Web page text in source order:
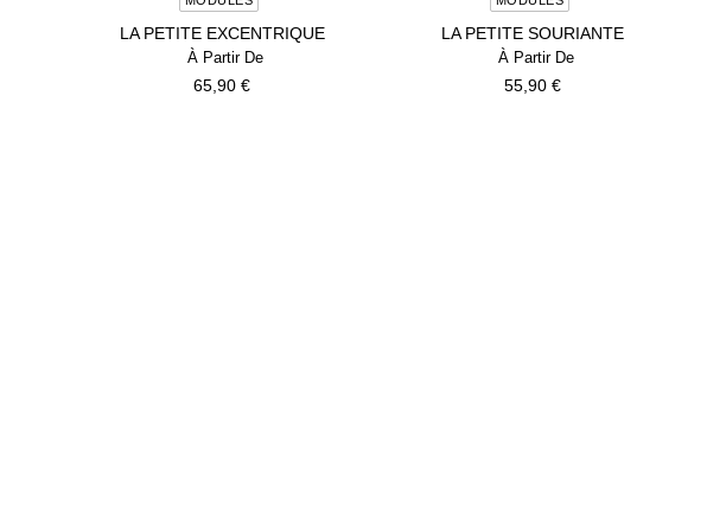
LA PETITE EXCENTRIQUE
65,90 €
LA PETITE SOURIANTE
55,90 €